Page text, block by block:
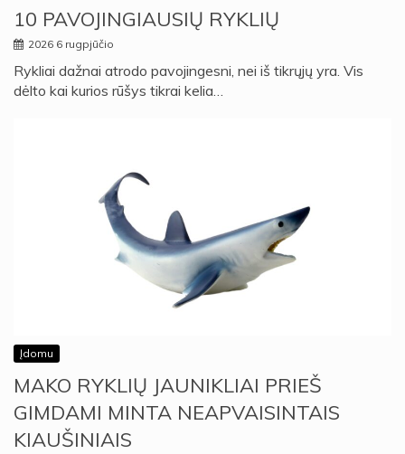
10 PAVOJINGIAUSIŲ RYKLIŲ
2026 6 rugpjūčio
Rykliai dažnai atrodo pavojingesni, nei iš tikrųjų yra. Vis
dėlto kai kurios rūšys tikrai kelia…
Įdomu
MAKO RYKLIŲ JAUNIKLIAI PRIEŠ
GIMDAMI MINTA NEAPVAISINTAIS
KIAUŠINIAIS